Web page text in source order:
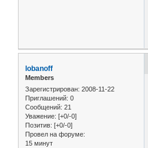
lobanoff
Members
Зарегистрирован: 2008-11-22
Приглашений: 0
Сообщений: 21
Уважение: [+0/-0]
Позитив: [+0/-0]
Провел на форуме:
15 минут